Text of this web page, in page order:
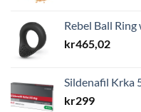
Rebel Ball
kr465,02
Sildenafil Krka
kr299